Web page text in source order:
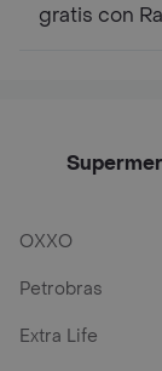
gratis con
OXXO
Petrobras
Extra Life